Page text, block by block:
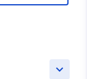
keyboard_arrow_down